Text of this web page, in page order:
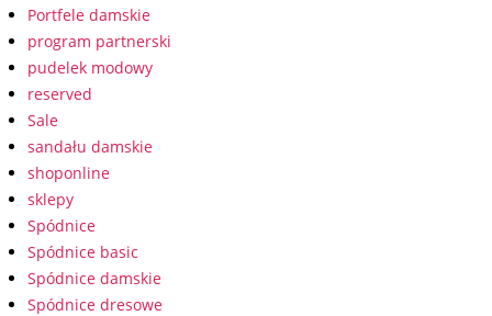
Portfele damskie
program partnerski
pudelek modowy
reserved
Sale
sandału damskie
shoponline
sklepy
Spódnice
Spódnice basic
Spódnice damskie
Spódnice dresowe